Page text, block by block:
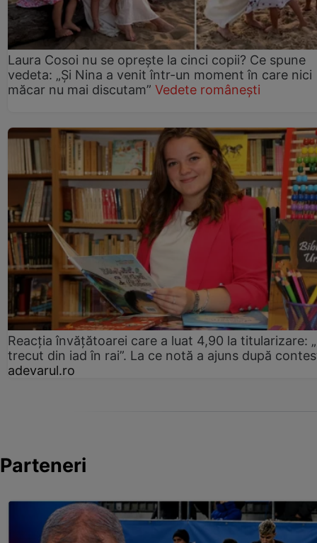
Laura Cosoi nu se oprește la cinci copii? Ce spune
vedeta: „Și Nina a venit într-un moment în care nici
măcar nu mai discutam” Vedete românești
Reacția învățătoarei care a luat 4,90 la titularizare:
trecut din iad în rai”. La ce notă a ajuns după
adevarul.ro
Parteneri